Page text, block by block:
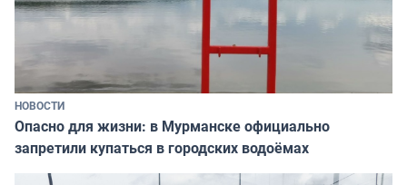
НОВОСТИ
Опасно для жизни: в Мурманске официально
запретили купаться в городских водоёмах